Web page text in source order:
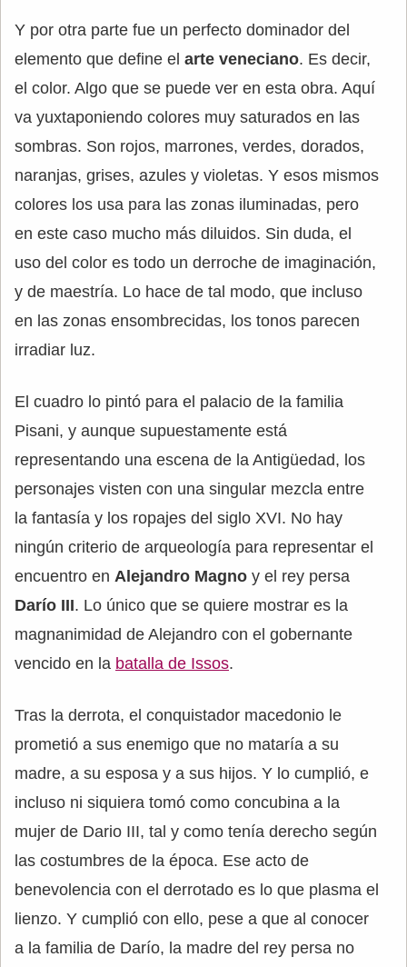
Y por otra parte fue un perfecto dominador del
elemento que define el arte veneciano. Es decir,
el color. Algo que se puede ver en esta obra. Aquí
va yuxtaponiendo colores muy saturados en las
sombras. Son rojos, marrones, verdes, dorados,
naranjas, grises, azules y violetas. Y esos mismos
colores los usa para las zonas iluminadas, pero
en este caso mucho más diluidos. Sin duda, el
uso del color es todo un derroche de imaginación,
y de maestría. Lo hace de tal modo, que incluso
en las zonas ensombrecidas, los tonos parecen
irradiar luz.
El cuadro lo pintó para el palacio de la familia
Pisani, y aunque supuestamente está
representando una escena de la Antigüedad, los
personajes visten con una singular mezcla entre
la fantasía y los ropajes del siglo XVI. No hay
ningún criterio de arqueología para representar el
encuentro en Alejandro Magno y el rey persa
Darío III. Lo único que se quiere mostrar es la
magnanimidad de Alejandro con el gobernante
vencido en la batalla de Issos.
Tras la derrota, el conquistador macedonio le
prometió a sus enemigo que no mataría a su
madre, a su esposa y a sus hijos. Y lo cumplió, e
incluso ni siquiera tomó como concubina a la
mujer de Dario III, tal y como tenía derecho según
las costumbres de la época. Ese acto de
benevolencia con el derrotado es lo que plasma el
lienzo. Y cumplió con ello, pese a que al conocer
a la familia de Darío, la madre del rey persa no